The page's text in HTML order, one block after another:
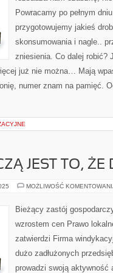
Powracamy po pełnym
przygotowujemy jakieś
skonsumowania i nagle..
zniesienia. Co dalej robić?
już nie można… Mają
numer znam na pamięć.
JEST TO, ŻE
MOŻLIWOŚĆ
Bieżący zastój
wzrostem cen Prawo
zatwierdzi Firma
dużo zadłużonych
prowadzi swoją aktywność